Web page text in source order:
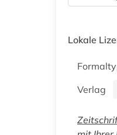
Lokale
Verlag